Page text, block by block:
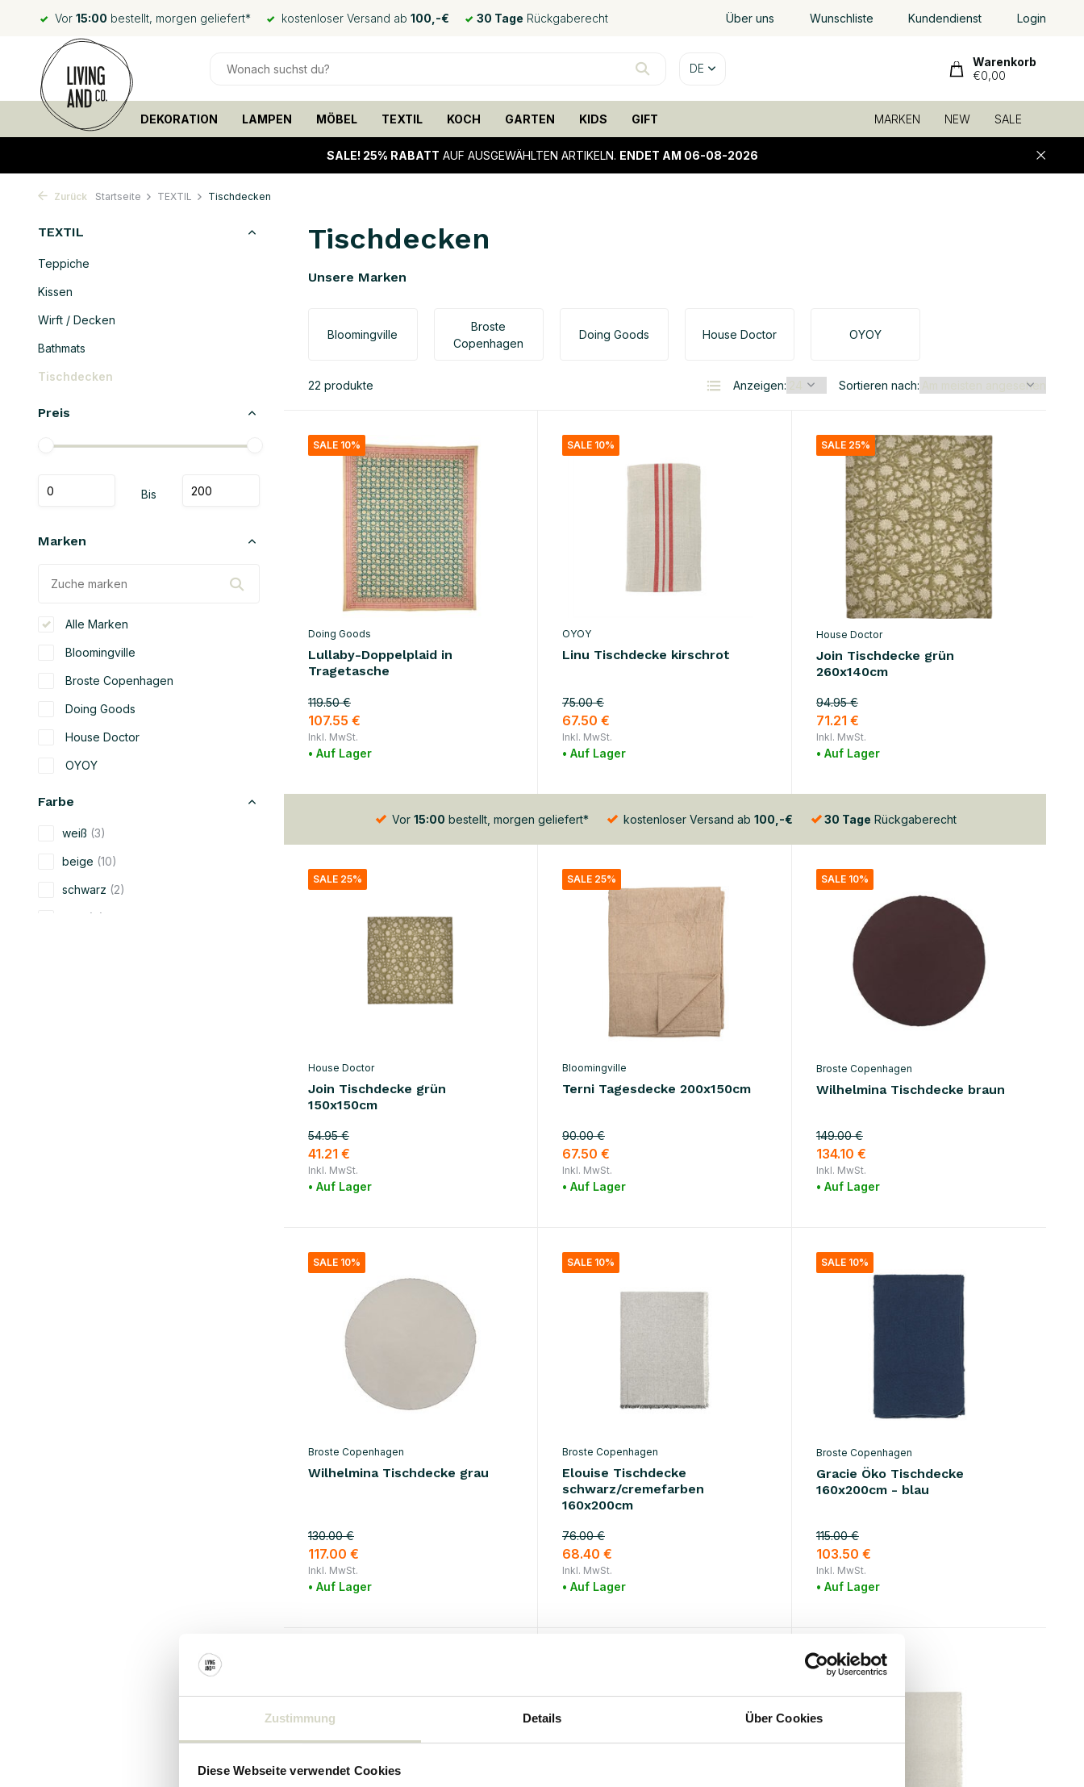
Zustimmung Details Über Cookies
Diese Webseite verwendet Cookies
Vor 15:00 bestellt, morgen geliefert* kostenloser Versand ab 100,-€ 30 Tage Rückgaberecht Über uns Wunschliste Kundendienst Login
DE
Warenkorb
€0,00
DEKORATION LAMPEN MÖBEL TEXTIL KOCH GARTEN KIDS GIFT MARKEN NEW SALE
SALE! 25% RABATT AUF AUSGEWÄHLTEN ARTIKELN. ENDET AM 06-08-2026
Zurück Startseite TEXTIL Tischdecken
TEXTIL
Teppiche
Kissen
Wirft / Decken
Bathmats
Tischdecken
Preis
Bis
Marken
Alle Marken
Bloomingville
Broste Copenhagen
Doing Goods
House Doctor
OYOY
Farbe
weiß (3)
beige (10)
schwarz (2)
(6)
Tischdecken
Unsere Marken
Bloomingville
Broste
Copenhagen
Doing Goods House Doctor OYOY
22 produkte Anzeigen: Sortieren nach:
SALE 10%
Doing Goods
Lullaby-Doppelplaid in
Tragetasche
119.50 €
107.55 €
Inkl. MwSt.
• Auf Lager
SALE 10%
OYOY
Linu Tischdecke kirschrot
75.00 €
67.50 €
Inkl. MwSt.
• Auf Lager
SALE 25%
House Doctor
Join Tischdecke grün
260x140cm
94.95 €
71.21 €
Inkl. MwSt.
• Auf Lager
Vor 15:00 bestellt, morgen geliefert* kostenloser Versand ab 100,-€ 30 Tage Rückgaberecht
SALE 25%
House Doctor
Join Tischdecke grün
150x150cm
54.95 €
41.21 €
Inkl. MwSt.
• Auf Lager
SALE 25%
Bloomingville
Terni Tagesdecke 200x150cm
90.00 €
67.50 €
Inkl. MwSt.
• Auf Lager
SALE 10%
Broste Copenhagen
Wilhelmina Tischdecke braun
149.00 €
134.10 €
Inkl. MwSt.
• Auf Lager
SALE 10%
Broste Copenhagen
Wilhelmina Tischdecke grau
130.00 €
117.00 €
Inkl. MwSt.
• Auf Lager
SALE 10%
Broste Copenhagen
Elouise Tischdecke
schwarz/cremefarben
160x200cm
76.00 €
68.40 €
Inkl. MwSt.
• Auf Lager
SALE 10%
Broste Copenhagen
Gracie Öko Tischdecke
160x200cm - blau
115.00 €
103.50 €
Inkl. MwSt.
• Auf Lager
SALE 10%